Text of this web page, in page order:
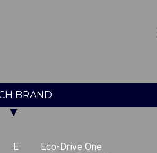
BRAND
▼
E Eco-Drive One